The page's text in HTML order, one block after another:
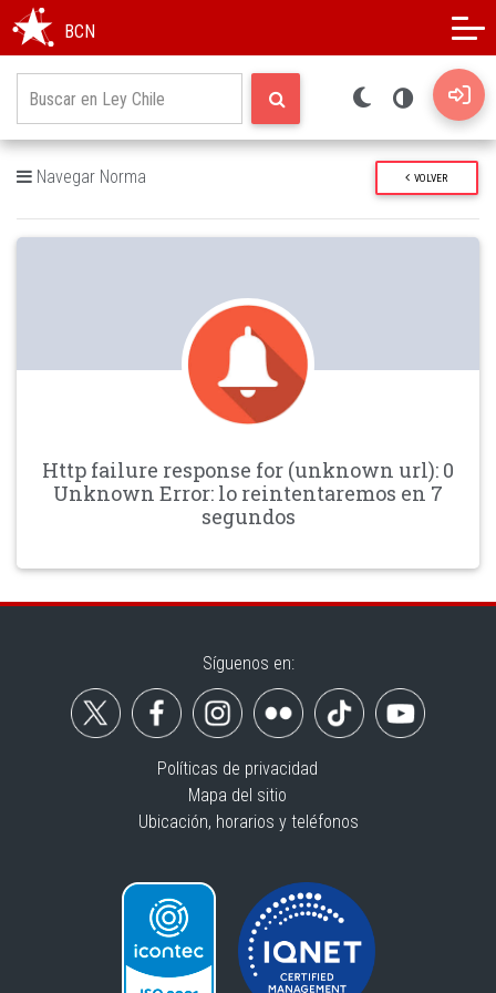
BCN
Navegar Norma VOLVER
Http failure response for (unknown url): 0
Unknown Error: lo reintentaremos en 7
segundos
Síguenos en:
Políticas de privacidad
Mapa del sitio
Ubicación, horarios y teléfonos